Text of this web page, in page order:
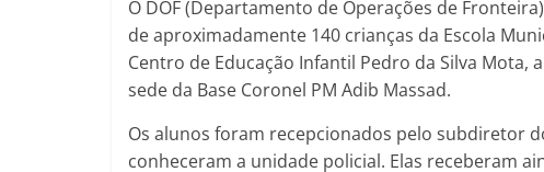
O DOF (Departamento de Operações de
de aproximadamente 140 crianças da Escola
Centro de Educação Infantil Pedro da Silva
sede da Base Coronel PM Adib Massad.
Os alunos foram recepcionados pelo subdiretor
conheceram a unidade policial. Elas receberam